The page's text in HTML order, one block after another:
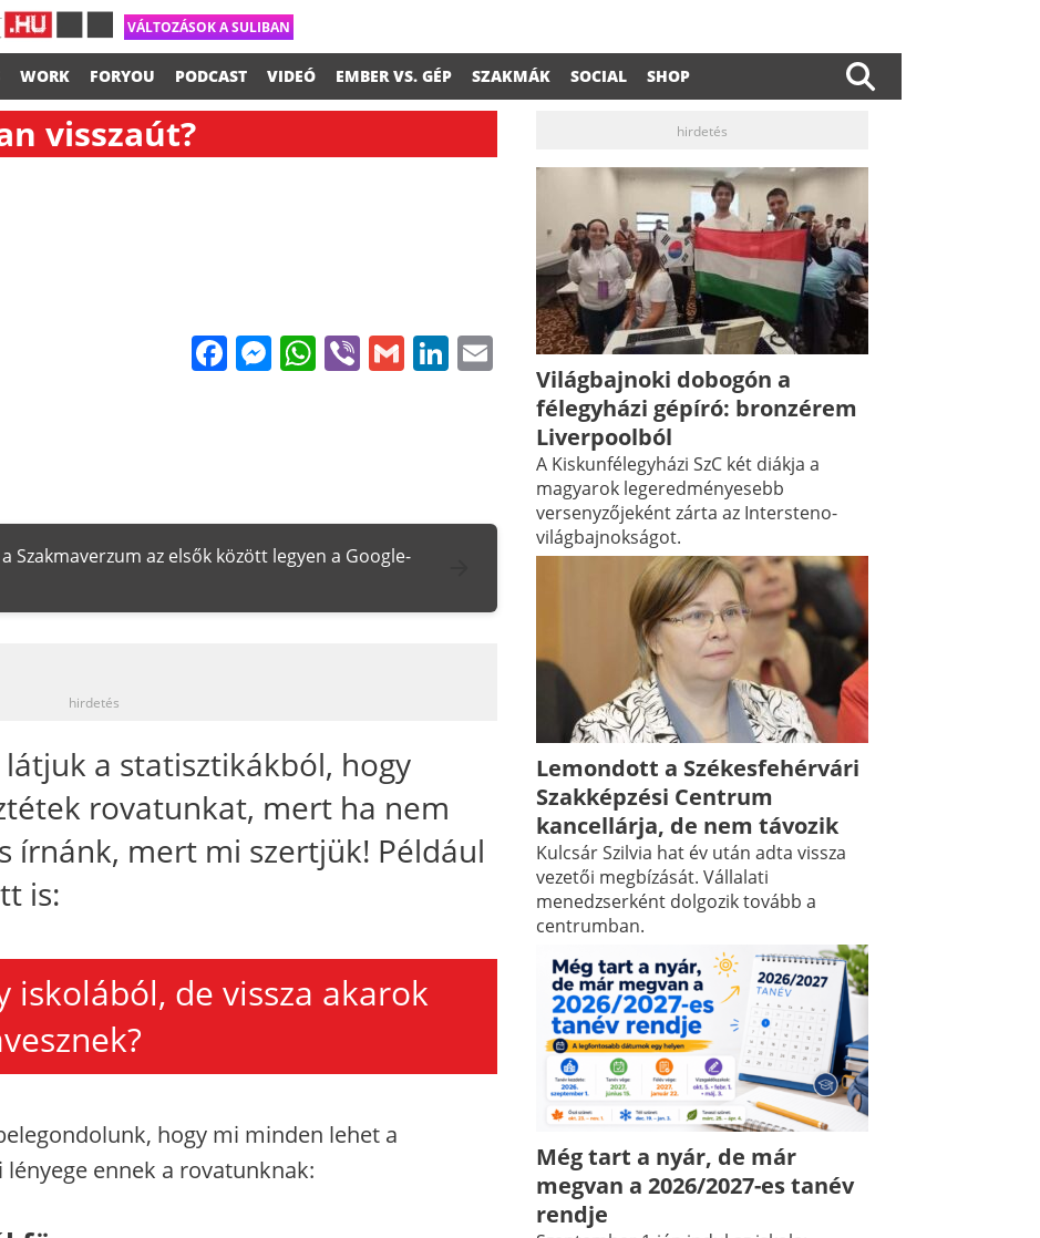
VÁLTOZÁSOK A SULIBAN
WORK FORYOU PODCAST VIDEÓ EMBER VS. GÉP SZAKMÁK SOCIAL SHOP
visszaút?
Facebook
Messenger
WhatsApp
ViberGmailLinkedIn
Email
Szakmaverzum az elsők között legyen a Google-
hirdetés
látjuk a statisztikákból, hogy
rovatunkat, mert ha nem
írnánk, mert mi szertjük! Például
is:
iskolából, de vissza akarok
hogy mi minden lehet a
ennek a rovatunknak:
hirdetés
Világbajnoki dobogón a
félegyházi gépíró: bronzérem
Liverpoolból
A Kiskunfélegyházi SzC két diákja a
magyarok legeredményesebb
versenyzőjeként zárta az Intersteno-
világbajnokságot.
Lemondott a Székesfehérvári
Szakképzési Centrum
kancellárja, de nem távozik
Kulcsár Szilvia hat év után adta vissza
vezetői megbízását. Vállalati
menedzserként dolgozik tovább a
centrumban.
Még tart a nyár, de már
megvan a 2026/2027-es tanév
rendje